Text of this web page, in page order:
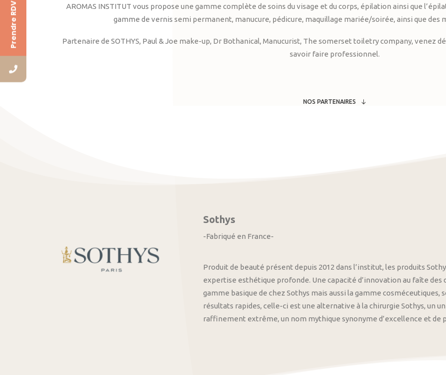
AROMAS INSTITUT vous propose une gamme complète de soins du visage et du corps, épilation ainsi que
gamme de vernis semi permanent, manucure, pédicure, maquillage mariée/soirée, ainsi que des
Partenaire de SOTHYS, Paul & Joe make-up, Dr Bothanical, Manucurist, The somerset toiletry company, venez
savoir faire professionnel.
NOS PARTENAIRES
Sothys
-Fabriqué en France-
Produit de beauté présent depuis 2012 dans l’institut, les produits
expertise esthétique profonde. Une capacité d’innovation au faîte
gamme basique de chez Sothys mais aussi la gamme
résultats rapides, celle-ci est une alternative à la chirurgie Sothys, un
raffinement extrême, un nom mythique synonyme d’excellence et de
Prendre RDV